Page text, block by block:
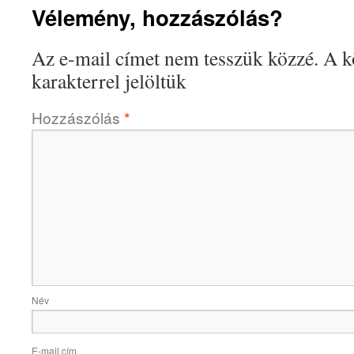
Vélemény, hozzászólás?
Az e-mail címet nem tesszük közzé. A
karakterrel jelöltük
Hozzászólás *
Név
E-mail cím